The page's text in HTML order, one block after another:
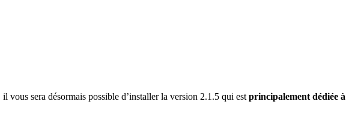
vous sera désormais possible d’installer la version 2.1.5 qui est principalement dédiée à